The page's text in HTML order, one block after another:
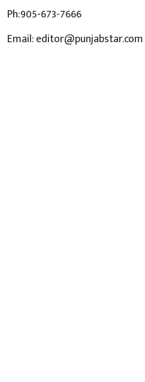
Ph:905-673-7666
Email: editor@punjabstar.com